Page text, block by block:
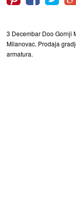
3 Decembar Doo Gornji
Milanovac. Prodaja
armatura.